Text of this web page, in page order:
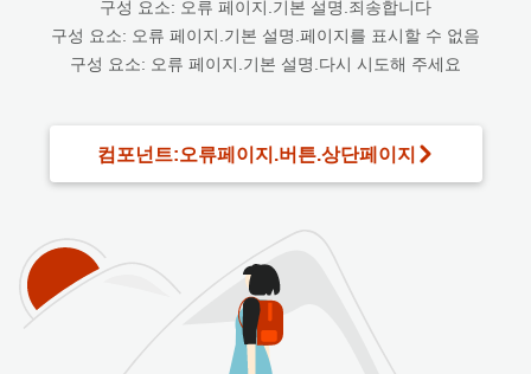
구성 요소: 오류 페이지.기본 설명.죄송합니다
구성 요소: 오류 페이지.기본 설명.페이지를 표시할 수 없음
구성 요소: 오류 페이지.기본 설명.다시 시도해 주세요
컴포넌트:오류페이지.버튼.상단페이지